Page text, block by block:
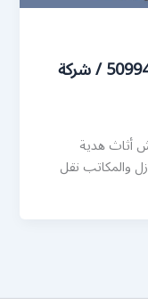
رقم نقل عفش هندي هدية / 50994991 / شركة
أثاث هدية
والمكاتب نقل